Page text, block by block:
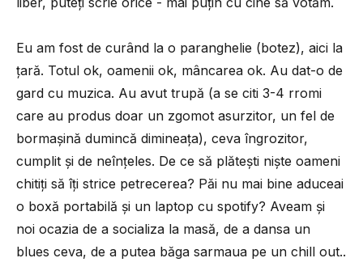
Eu am fost de curând la o paranghelie (botez), aici la
țară. Totul ok, oamenii ok, mâncarea ok. Au dat-o de
gard cu muzica. Au avut trupă (a se citi 3-4 rromi
care au produs doar un zgomot asurzitor, un fel de
bormașină dumincă dimineața), ceva îngrozitor,
cumplit și de neînțeles. De ce să plătești niște oameni
chitiți să îți strice petrecerea? Păi nu mai bine aduceai
o boxă portabilă și un laptop cu spotify? Aveam și
noi ocazia de a socializa la masă, de a dansa un
blues ceva, de a putea băga sarmaua pe un chill out..